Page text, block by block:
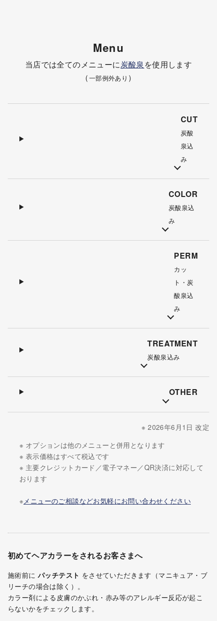
Menu
当店では全てのメニューに炭酸泉 を使用します
（一部例外あり ）
CUT
炭酸
泉込
み
COLOR
炭酸泉込
み
PERM
カッ
ト・炭
酸泉込
み
TREATMENT
炭酸泉込み
OTHER
※ 2026年6月1日 改定
※ オプションは他のメニューと併用となります
※ 表示価格はすべて税込です
※ 主要クレジットカード／電子マネー／QR決済に対応して
おります
※メニューのご相談などお気軽にお問い合わせください
初めてヘアカラーをされるお客さまへ
施術前に パッチテスト をさせていただきます（マニキュア・ブ
リーチの場合は除く）。
カラー剤による皮膚のかぶれ・赤み等のアレルギー反応が起こ
らないかをチェックします。